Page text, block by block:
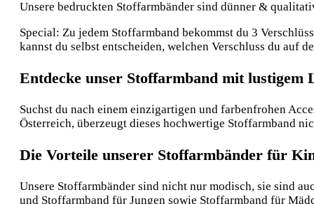
Unsere bedruckten Stoffarmbänder sind dünner &
Special: Zu jedem Stoffarmband bekommst du 3
kannst du selbst entscheiden, welchen Verschluss du auf
Entdecke unser Stoffarmband mit
Suchst du nach einem einzigartigen und farbenfrohen
Österreich, überzeugt dieses hochwertige Stoffarmband
Die Vorteile unserer Stoffarmbänder für
Unsere Stoffarmbänder sind nicht nur modisch, sie sind
und Stoffarmband für Jungen sowie Stoffarmband für